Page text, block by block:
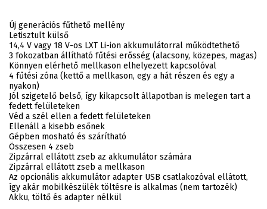
Új generációs fűthető mellény
Letisztult külső
14,4 V vagy 18 V-os LXT Li-ion akkumulátorral működtethető
3 fokozatban állítható fűtési erősség (alacsony, közepes, magas)
Könnyen elérhető mellkason elhelyezett kapcsolóval
4 fűtési zóna (kettő a mellkason, egy a hát részen és egy a
nyakon)
Jól szigetelő belső, így kikapcsolt állapotban is melegen tart a
fedett felületeken
Véd a szél ellen a fedett felületeken
Ellenáll a kisebb esőnek
Gépben mosható és szárítható
Összesen 4 zseb
Zipzárral ellátott zseb az akkumulátor számára
Zipzárral ellátott zseb a mellkason
Az opcionális akkumulátor adapter USB csatlakozóval ellátott,
így akár mobilkészülék töltésre is alkalmas (nem tartozék)
Akku, töltő és adapter nélkül